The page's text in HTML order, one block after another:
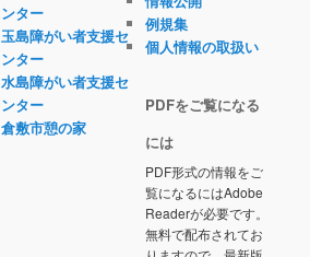
ンター
玉島障がい者支援セ
ンター
水島障がい者支援セ
ンター
倉敷市憩の家
例規集
個人情報の取扱い
PDFをご覧になる
には
PDF形式の情報をご
覧になるにはAdobe
Readerが必要です。
無料で配布されてお